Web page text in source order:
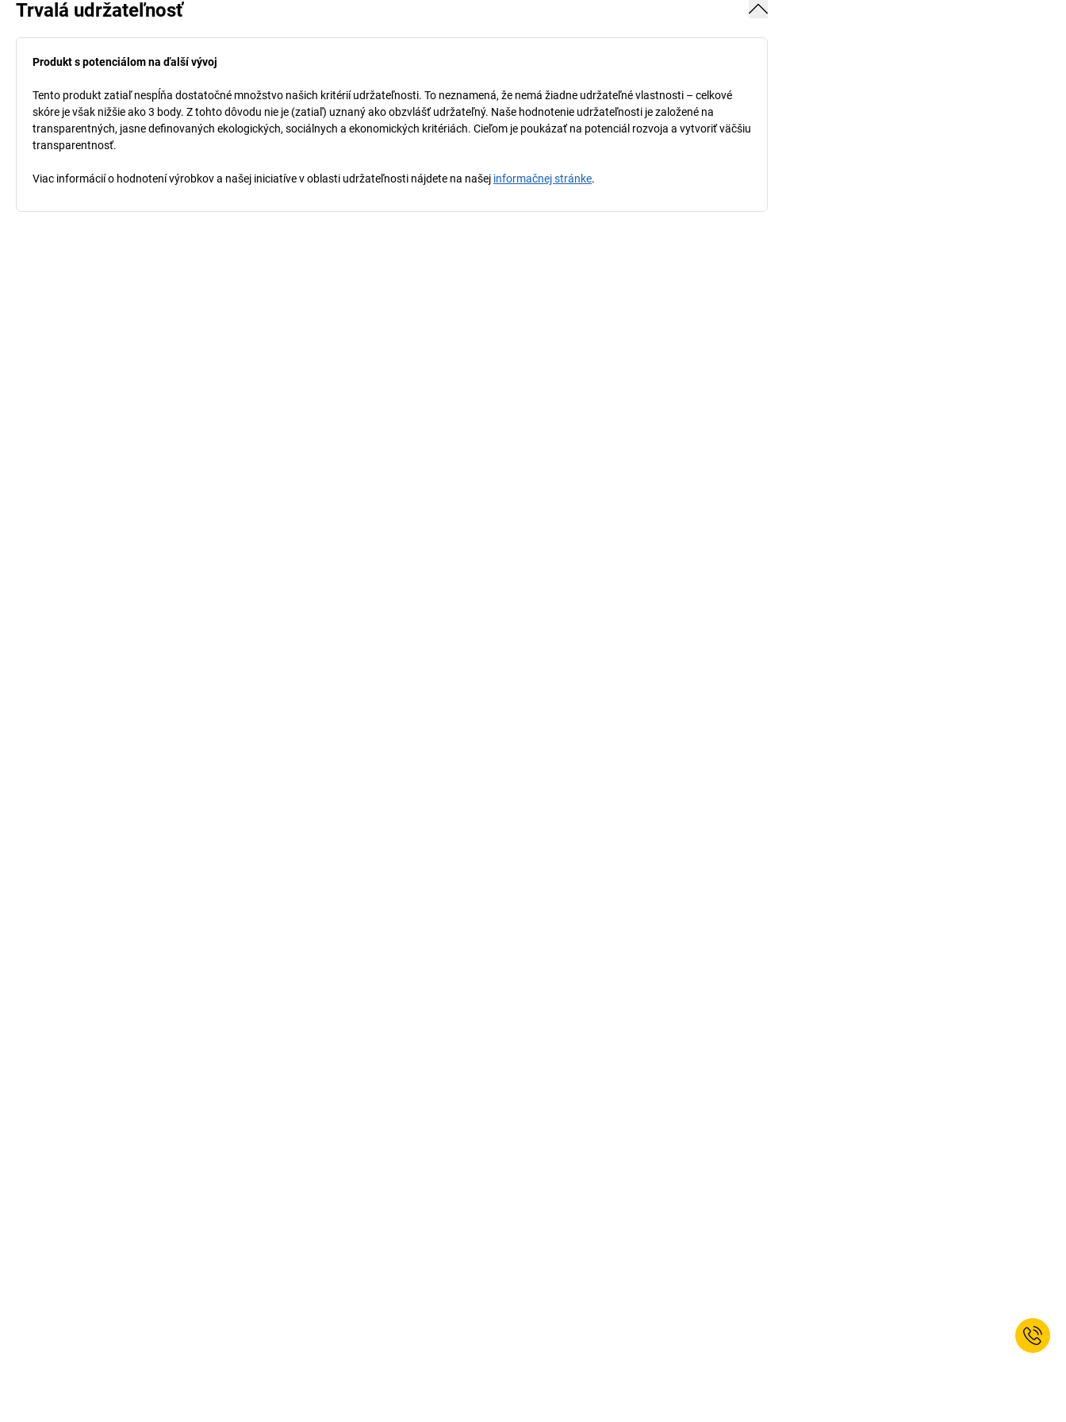
Trvalá udržateľnosť
Produkt s potenciálom na ďalší vývoj
Tento produkt zatiaľ nespĺňa dostatočné množstvo našich kritérií udržateľnosti. To neznamená, že nemá žiadne udržateľné vlastnosti – celkové
skóre je však nižšie ako 3 body. Z tohto dôvodu nie je (zatiaľ) uznaný ako obzvlášť udržateľný. Naše hodnotenie udržateľnosti je založené na
transparentných, jasne definovaných ekologických, sociálnych a ekonomických kritériách. Cieľom je poukázať na potenciál rozvoja a vytvoriť väčšiu
transparentnosť.
Viac informácií o hodnotení výrobkov a našej iniciatíve v oblasti udržateľnosti nájdete na našej informačnej stránke.